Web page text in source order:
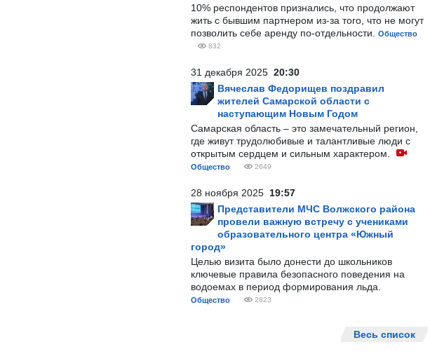
10% респондентов признались, что продолжают
жить с бывшим партнером из-за того, что не могут
позволить себе аренду по-отдельности.
Общество
832
31 декабря 2025 20:30
Вячеслав Федорищев поздравил
жителей Самарской области с
наступающим Новым Годом
Самарская область – это замечательный регион,
где живут трудолюбивые и талантливые люди с
открытым сердцем и сильным характером.
Общество 2649
28 ноября 2025 19:57
Представители МЧС Волжского района
провели важную встречу с учениками
образовательного центра «Южный
город»
Целью визита было донести до школьников
ключевые правила безопасного поведения на
водоемах в период формирования льда.
Общество 2823
Весь список